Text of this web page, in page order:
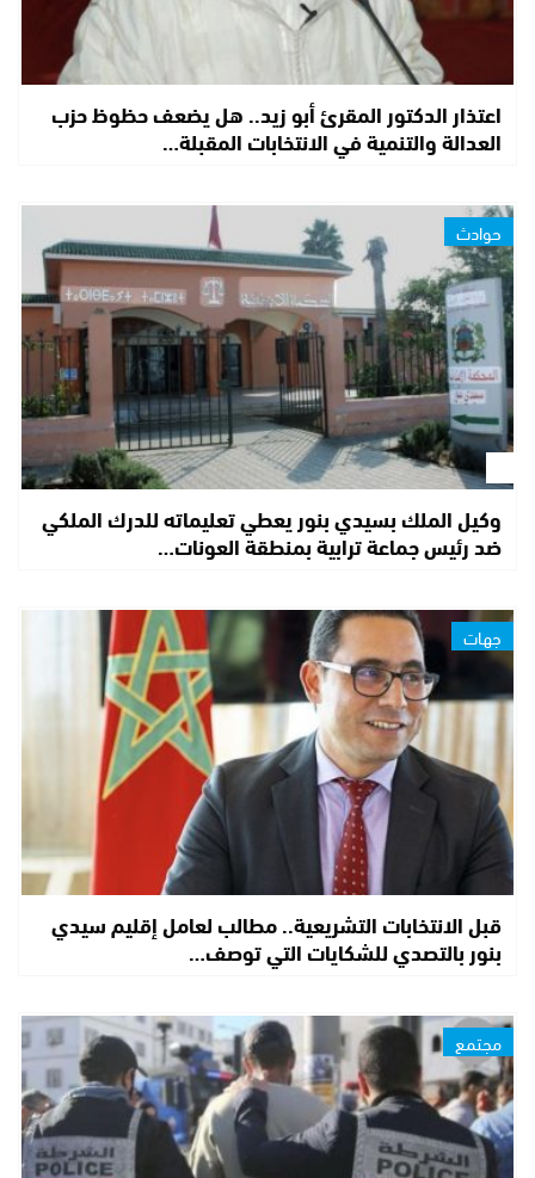
اعتذار الدكتور المقرئ أبو زيد.. هل يضعف حظوظ حزب
العدالة والتنمية في الانتخابات المقبلة…
حوادث
وكيل الملك بسيدي بنور يعطي تعليماته للدرك الملكي
ضد رئيس جماعة ترابية بمنطقة العونات…
جهات
قبل الانتخابات التشريعية.. مطالب لعامل إقليم سيدي
بنور بالتصدي للشكايات التي توصف…
مجتمع